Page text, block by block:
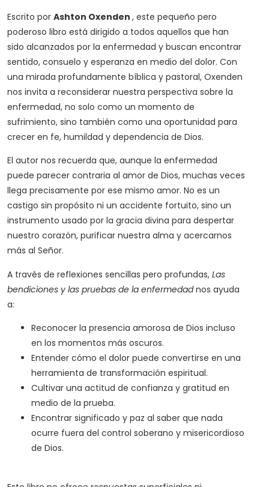
Escrito por Ashton Oxenden , este pequeño pero
poderoso libro está dirigido a todos aquellos que han
sido alcanzados por la enfermedad y buscan encontrar
sentido, consuelo y esperanza en medio del dolor. Con
una mirada profundamente bíblica y pastoral, Oxenden
nos invita a reconsiderar nuestra perspectiva sobre la
enfermedad, no solo como un momento de
sufrimiento, sino también como una oportunidad para
crecer en fe, humildad y dependencia de Dios.
El autor nos recuerda que, aunque la enfermedad
puede parecer contraria al amor de Dios, muchas veces
llega precisamente por ese mismo amor. No es un
castigo sin propósito ni un accidente fortuito, sino un
instrumento usado por la gracia divina para despertar
nuestro corazón, purificar nuestra alma y acercarnos
más al Señor.
A través de reflexiones sencillas pero profundas, Las
bendiciones y las pruebas de la enfermedadnos ayuda
a:
Reconocer la presencia amorosa de Dios incluso
en los momentos más oscuros.
Entender cómo el dolor puede convertirse en una
herramienta de transformación espiritual.
Cultivar una actitud de confianza y gratitud en
medio de la prueba.
Encontrar significado y paz al saber que nada
ocurre fuera del control soberano y misericordioso
de Dios.